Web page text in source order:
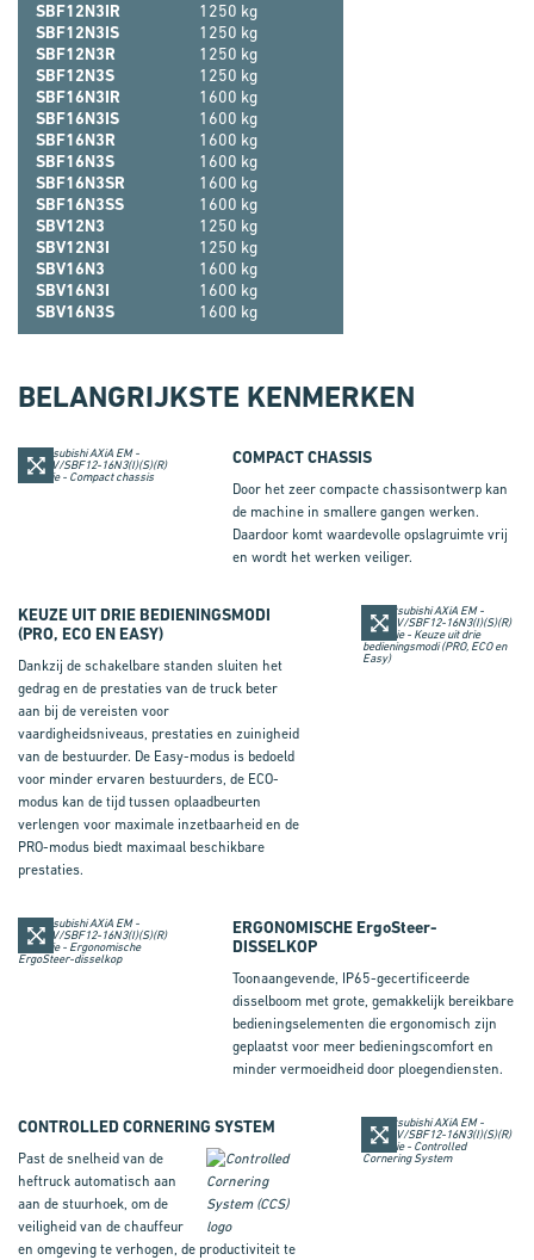
SBF12N3IR
1250 kg
SBF12N3IS
1250 kg
SBF12N3R
1250 kg
SBF12N3S
1250 kg
SBF16N3IR
1600 kg
SBF16N3IS
1600 kg
SBF16N3R
1600 kg
SBF16N3S
1600 kg
SBF16N3SR
1600 kg
SBF16N3SS
1600 kg
SBV12N3
1250 kg
SBV12N3I
1250 kg
SBV16N3
1600 kg
SBV16N3I
1600 kg
SBV16N3S
1600 kg
BELANGRIJKSTE KENMERKEN
COMPACT CHASSIS
Door het zeer compacte chassisontwerp kan
de machine in smallere gangen werken.
Daardoor komt waardevolle opslagruimte vrij
en wordt het werken veiliger.
KEUZE UIT DRIE BEDIENINGSMODI
(PRO, ECO EN EASY)
Dankzij de schakelbare standen sluiten het
gedrag en de prestaties van de truck beter
aan bij de vereisten voor
vaardigheidsniveaus, prestaties en zuinigheid
van de bestuurder. De Easy-modus is bedoeld
voor minder ervaren bestuurders, de ECO-
modus kan de tijd tussen oplaadbeurten
verlengen voor maximale inzetbaarheid en de
PRO-modus biedt maximaal beschikbare
prestaties.
ERGONOMISCHE ErgoSteer-
DISSELKOP
Toonaangevende, IP65-gecertificeerde
disselboom met grote, gemakkelijk bereikbare
bedieningselementen die ergonomisch zijn
geplaatst voor meer bedieningscomfort en
minder vermoeidheid door ploegendiensten.
CONTROLLED CORNERING SYSTEM
Past de snelheid van de
heftruck automatisch aan
aan de stuurhoek, om de
veiligheid van de chauffeur
en omgeving te verhogen, de productiviteit te